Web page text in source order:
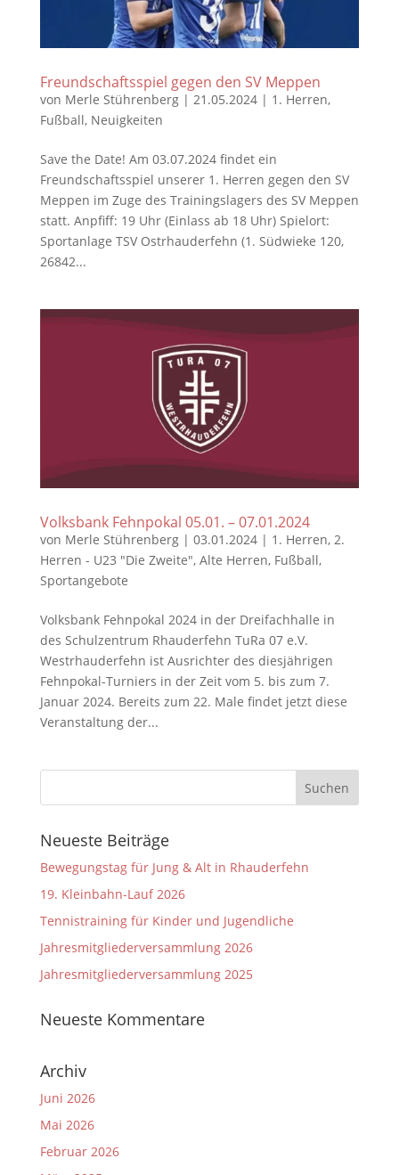
Freundschaftsspiel gegen den SV Meppen
von Merle Stührenberg| 21.05.2024| 1. Herren,
Fußball, Neuigkeiten
Save the Date! Am 03.07.2024 findet ein
Freundschaftsspiel unserer 1. Herren gegen den SV
Meppen im Zuge des Trainingslagers des SV Meppen
statt. Anpfiff: 19 Uhr (Einlass ab 18 Uhr) Spielort:
Sportanlage TSV Ostrhauderfehn (1. Südwieke 120,
26842...
Volksbank Fehnpokal 05.01. – 07.01.2024
von Merle Stührenberg| 03.01.2024| 1. Herren, 2.
Herren - U23 "Die Zweite", Alte Herren, Fußball,
Sportangebote
Volksbank Fehnpokal 2024 in der Dreifachhalle in
des Schulzentrum Rhauderfehn TuRa 07 e.V.
Westrhauderfehn ist Ausrichter des diesjährigen
Fehnpokal-Turniers in der Zeit vom 5. bis zum 7.
Januar 2024. Bereits zum 22. Male findet jetzt diese
Veranstaltung der...
Neueste Beiträge
Bewegungstag für Jung & Alt in Rhauderfehn
19. Kleinbahn-Lauf 2026
Tennistraining für Kinder und Jugendliche
Jahresmitgliederversammlung 2026
Jahresmitgliederversammlung 2025
Neueste Kommentare
Archiv
Juni 2026
Mai 2026
Februar 2026